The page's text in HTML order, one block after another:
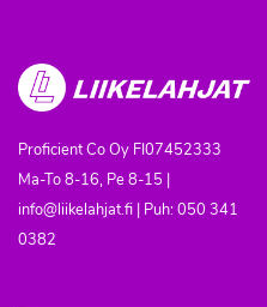
Proficient Co Oy FI07452333
Ma-To 8-16, Pe 8-15 |
info@liikelahjat.fi | Puh: 050 341
0382